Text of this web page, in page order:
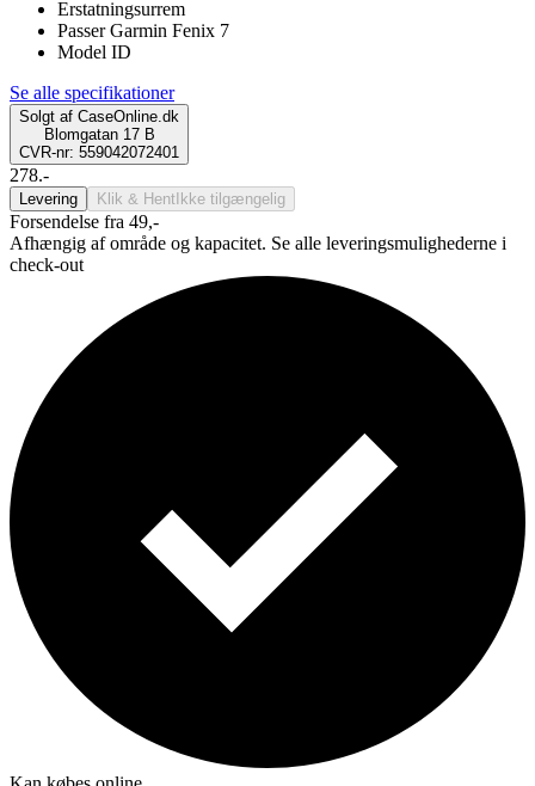
Erstatningsurrem
Passer Garmin Fenix 7
Model ID
Se alle specifikationer
Solgt af CaseOnline.dk
Blomgatan 17 B
CVR-nr: 559042072401
278.-
Levering Klik & Hent Ikke tilgængelig
Forsendelse fra 49,-
Afhængig af område og kapacitet. Se alle leveringsmulighederne i
check-out